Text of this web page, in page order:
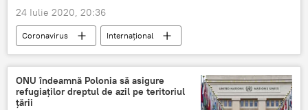
24 Iulie 2020, 20:36
Coronavirus
Internaţional
Uniunea Europeană
COVID-19
ONU îndeamnă Polonia să asigure
refugiaților dreptul de azil pe teritoriul
țării